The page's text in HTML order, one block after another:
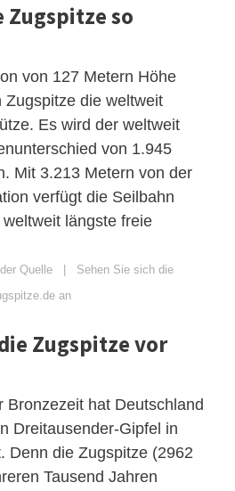
Zugspitze so
von 127 Metern Höhe
Zugspitze die weltweit
Es wird der weltweit
von 1.945
Mit 3.213 Metern von der
verfügt die Seilbahn
längste freie
Quelle | Sehen Sie sich die
an
Zugspitze vor
Bronzezeit hat Deutschland
Dreitausender-Gipfel in
Denn die Zugspitze (2962
Tausend Jahren